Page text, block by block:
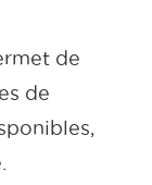
de
de